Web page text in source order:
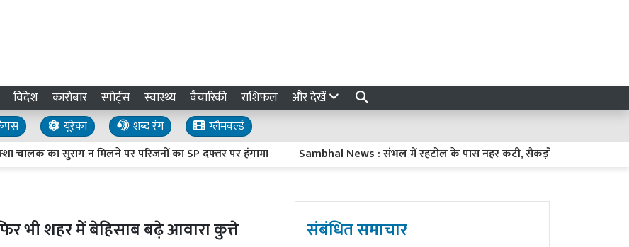
विदेश कारोबार स्पोर्ट्स स्वास्थ्य वैचारिकी राशिफल और देखें
यूरेका शब्द रंग
ग्लैमवर्ल्ड
का सुराग न मिलने पर परिजनों का SP दफ्तर पर हंगामा Sambhal News : संभल में रहटोल के पास नहर कटी, सैकड़ों बीघा फसल जलमग्न, चार
भी शहर में बेहिसाब बढ़े आवारा कुत्ते संबंधित समाचार